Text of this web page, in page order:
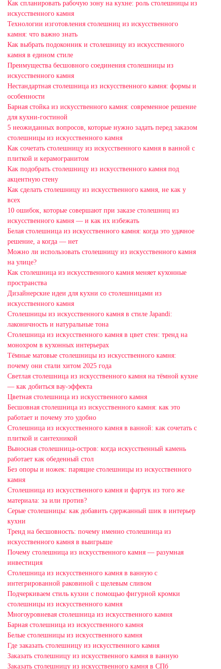
Как спланировать рабочую зону на кухне: роль столешницы из
искусственного камня
Технологии изготовления столешниц из искусственного
камня: что важно знать
Как выбрать подоконник и столешницу из искусственного
камня в едином стиле
Преимущества бесшовного соединения столешницы из
искусственного камня
Нестандартная столешница из искусственного камня: формы и
особенности
Барная стойка из искусственного камня: современное решение
для кухни-гостиной
5 неожиданных вопросов, которые нужно задать перед заказом
столешницы из искусственного камня
Как сочетать столешницу из искусственного камня в ванной с
плиткой и керамогранитом
Как подобрать столешницу из искусственного камня под
акцентную стену
Как сделать столешницу из искусственного камня, не как у
всех
10 ошибок, которые совершают при заказе столешниц из
искусственного камня — и как их избежать
Белая столешница из искусственного камня: когда это удачное
решение, а когда — нет
Можно ли использовать столешницу из искусственного камня
на улице?
Как столешница из искусственного камня меняет кухонные
пространства
Дизайнерские идеи для кухни со столешницами из
искусственного камня
Столешницы из искусственного камня в стиле Japandi:
лаконичность и натуральные тона
Столешница из искусственного камня в цвет стен: тренд на
монохром в кухонных интерьерах
Тёмные матовые столешницы из искусственного камня:
почему они стали хитом 2025 года
Светлая столешница из искусственного камня на тёмной кухне
— как добиться вау-эффекта
Цветная столешница из искусственного камня
Бесшовная столешница из искусственного камня: как это
работает и почему это удобно
Столешница из искусственного камня в ванной: как сочетать с
плиткой и сантехникой
Выносная столешница-остров: когда искусственный камень
работает как обеденный стол
Без опоры и ножек: парящие столешницы из искусственного
камня
Столешница из искусственного камня и фартук из того же
материала: за или против?
Серые столешницы: как добавить сдержанный шик в интерьер
кухни
Тренд на бесшовность: почему именно столешница из
искусственного камня в выигрыше
Почему столешница из искусственного камня — разумная
инвестиция
Столешница из искусственного камня в ванную с
интегрированной раковиной с щелевым сливом
Подчеркиваем стиль кухни с помощью фигурной кромки
столешницы из искусственного камня
Многоуровневая столешница из искусственного камня
Барная столешница из искусственного камня
Белые столешницы из искусственного камня
Где заказать столешницу из искусственного камня
Заказать столешницу из искусственного камня в ванную
Заказать столешницу из искусственного камня в СПб